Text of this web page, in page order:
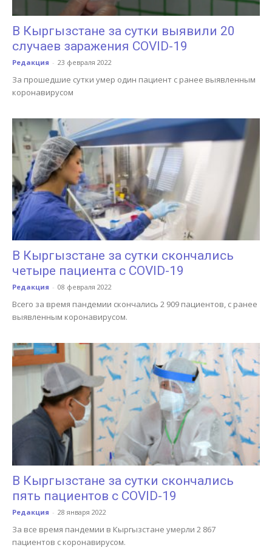
В Кыргызстане за сутки выявили 20
случаев заражения COVID-19
Редакция - 23 февраля 2022
За прошедшие сутки умер один пациент с ранее выявленным
коронавирусом
В Кыргызстане за сутки скончались
четыре пациента с COVID-19
Редакция - 08 февраля 2022
Всего за время пандемии скончались 2 909 пациентов, с ранее
выявленным коронавирусом.
В Кыргызстане за сутки скончались
пять пациентов с COVID-19
Редакция - 28 января 2022
За все время пандемии в Кыргызстане умерли 2 867
пациентов с коронавирусом.